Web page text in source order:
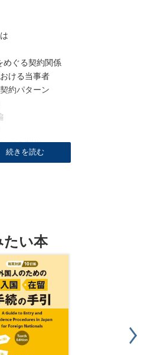
ぐる契約関係
ける当事者
約パターン
ツの制作
制
の法律問題
期
し、無効への対応
いて
たい本